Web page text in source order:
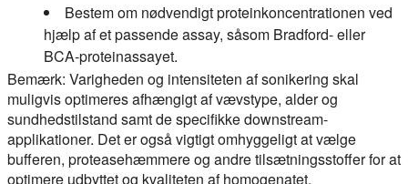
Bestem om nødvendigt proteinkoncentrationen ved
hjælp af et passende assay, såsom Bradford- eller
BCA-proteinassayet.
Bemærk: Varigheden og intensiteten af sonikering skal
muligvis optimeres afhængigt af vævstype, alder og
sundhedstilstand samt de specifikke downstream-
applikationer. Det er også vigtigt omhyggeligt at vælge
bufferen, proteasehæmmere og andre tilsætningsstoffer for at
optimere udbyttet og kvaliteten af homogenatet.